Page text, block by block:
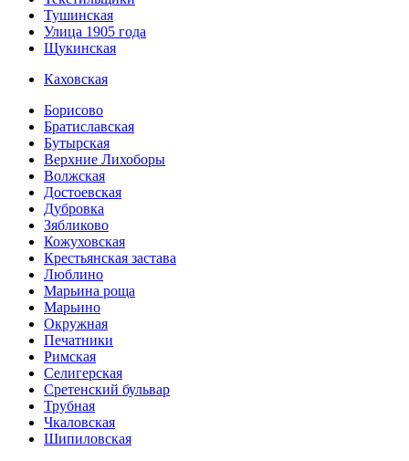
Тушинская
Улица 1905 года
Щукинская
Каховская
Борисово
Братиславская
Бутырская
Верхние Лихоборы
Волжская
Достоевская
Дубровка
Зябликово
Кожуховская
Крестьянская застава
Люблино
Марьина роща
Марьино
Окружная
Печатники
Римская
Селигерская
Сретенский бульвар
Трубная
Чкаловская
Шипиловская